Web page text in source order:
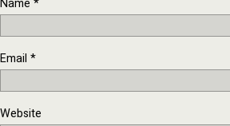
Name *
Email *
Website